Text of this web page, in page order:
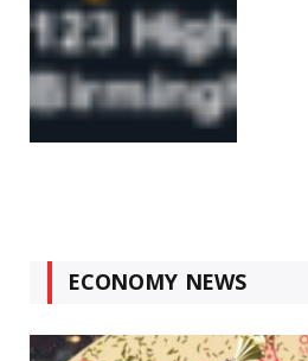
ECONOMY NEWS